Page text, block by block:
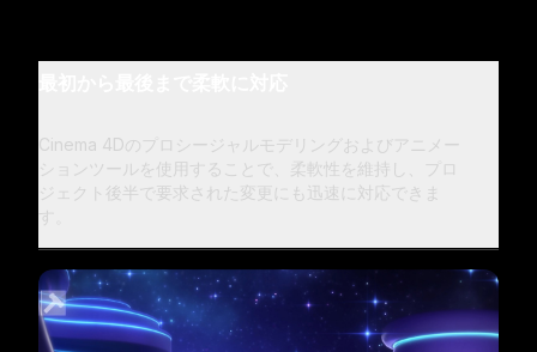
Cinema 4Dのプロシージャルモデリングおよびアニメー
ションツールを使用することで、柔軟性を維持し、プロ
ジェクト後半で要求された変更にも迅速に対応できま
す。